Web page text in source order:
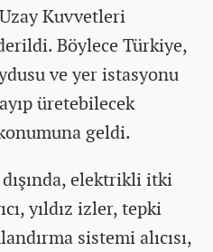
Kuvvetleri
Böylece Türkiye,
ve yer istasyonu
üretebilecek
geldi.
elektrikli itki
yıldız izler, tepki
sistemi alıcısı,